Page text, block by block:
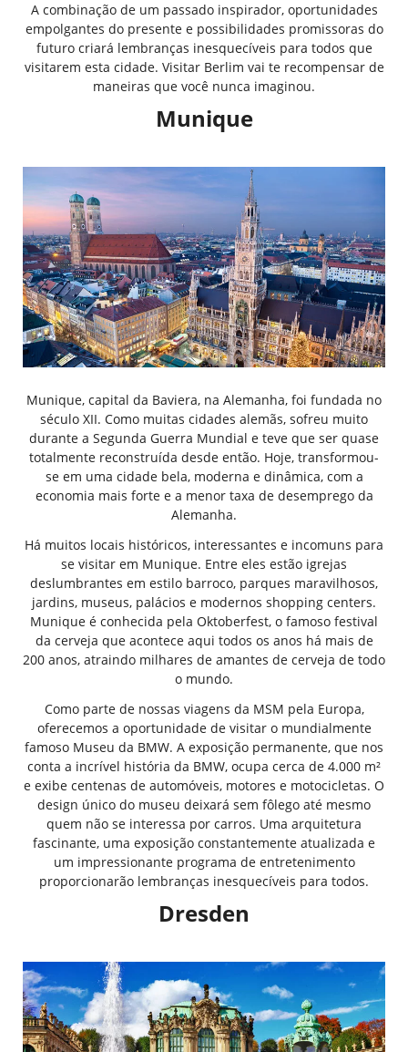
A combinação de um passado inspirador, oportunidades
empolgantes do presente e possibilidades promissoras do
futuro criará lembranças inesquecíveis para todos que
visitarem esta cidade. Visitar Berlim vai te recompensar de
maneiras que você nunca imaginou.
Munique
Munique, capital da Baviera, na Alemanha, foi fundada no
século XII. Como muitas cidades alemãs, sofreu muito
durante a Segunda Guerra Mundial e teve que ser quase
totalmente reconstruída desde então. Hoje, transformou-
se em uma cidade bela, moderna e dinâmica, com a
economia mais forte e a menor taxa de desemprego da
Alemanha.
Há muitos locais históricos, interessantes e incomuns para
se visitar em Munique. Entre eles estão igrejas
deslumbrantes em estilo barroco, parques maravilhosos,
jardins, museus, palácios e modernos shopping centers.
Munique é conhecida pela Oktoberfest, o famoso festival
da cerveja que acontece aqui todos os anos há mais de
200 anos, atraindo milhares de amantes de cerveja de todo
o mundo.
Como parte de nossas viagens da MSM pela Europa,
oferecemos a oportunidade de visitar o mundialmente
famoso Museu da BMW. A exposição permanente, que nos
conta a incrível história da BMW, ocupa cerca de 4.000 m²
e exibe centenas de automóveis, motores e motocicletas. O
design único do museu deixará sem fôlego até mesmo
quem não se interessa por carros. Uma arquitetura
fascinante, uma exposição constantemente atualizada e
um impressionante programa de entretenimento
proporcionarão lembranças inesquecíveis para todos.
Dresden